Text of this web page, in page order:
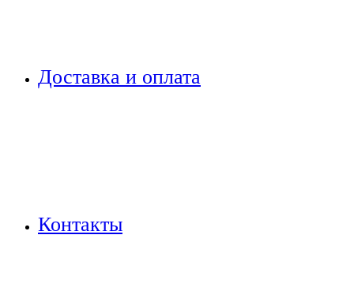
Доставка и оплата
Контакты